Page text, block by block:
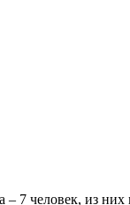
– 7 человек, из